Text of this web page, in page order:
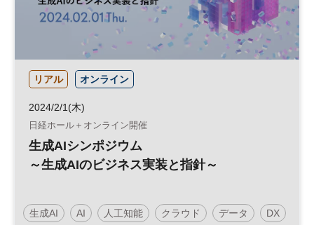
リアル オンライン
2024/2/1(木)
日経ホール＋オンライン開催
生成AIシンポジウム
～生成AIのビジネス実装と指針～
生成AI AI 人工知能 クラウド データ DX